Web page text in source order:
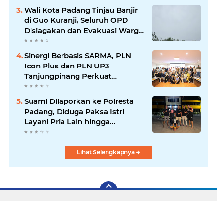
Wali Kota Padang Tinjau Banjir
di Guo Kuranji, Seluruh OPD
Disiagakan dan Evakuasi Warga
Dipercepat
Sinergi Berbasis SARMA, PLN
Icon Plus dan PLN UP3
Tanjungpinang Perkuat
Kolaborasi Strategis
Suami Dilaporkan ke Polresta
Padang, Diduga Paksa Istri
Layani Pria Lain hingga
Berulang Kali
Lihat Selengkapnya